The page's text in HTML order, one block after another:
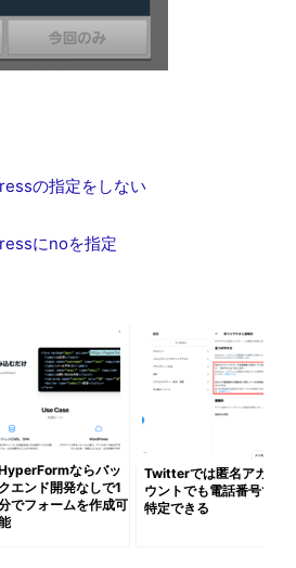
の指定をしない
にnoを指定
ならバッ
クエンド開発なしで1
でフォームを作成可
Twitterでは匿名アカ
ウントでも電話番号で
特定できる